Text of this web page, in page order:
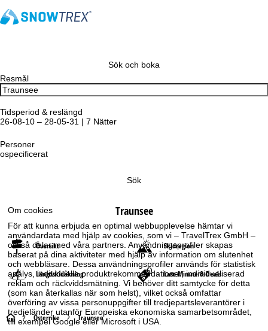
Om cookies
För att kunna erbjuda en optimal webbupplevelse hämtar vi
användardata med hjälp av cookies, som vi – TravelTrex GmbH –
också delar med våra partners. Användningsprofiler skapas
baserat på dina aktiviteter med hjälp av information om slutenhet
och webbläsare. Dessa användningsprofiler används för statistisk
analys, individuella produktrekommendationer, individualiserad
reklam och räckviddsmätning. Vi behöver ditt samtycke för detta
(som kan återkallas när som helst), vilket också omfattar
överföring av vissa personuppgifter till tredjepartsleverantörer i
tredjeländer utanför Europeiska ekonomiska samarbetsområdet,
till exempel Google eller Microsoft i USA.
Sök och boka
Resmål
Tidsperiod & reslängd
26-08-10 – 28-05-31 | 7 Nätter
Personer
ospecificerat
Sök
Traunsee
Översikt Skidregion
Längdskidåkning Last-Minute & Deals
S Österrike Traunsee